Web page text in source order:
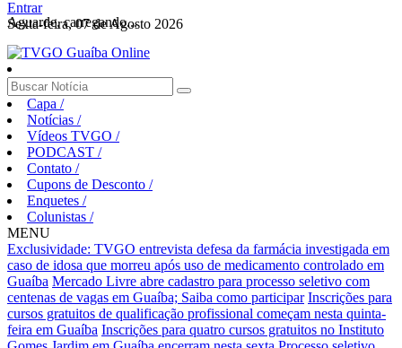
Aguarde, carregando...
Entrar
Sexta-feira, 07 de Agosto 2026
Capa /
Notícias /
Vídeos TVGO /
PODCAST /
Contato /
Cupons de Desconto /
Enquetes /
Colunistas /
MENU
Exclusividade: TVGO entrevista defesa da farmácia investigada em
caso de idosa que morreu após uso de medicamento controlado em
Guaíba Mercado Livre abre cadastro para processo seletivo com
centenas de vagas em Guaíba; Saiba como participar Inscrições para
cursos gratuitos de qualificação profissional começam nesta quinta-
feira em Guaíba Inscrições para quatro cursos gratuitos no Instituto